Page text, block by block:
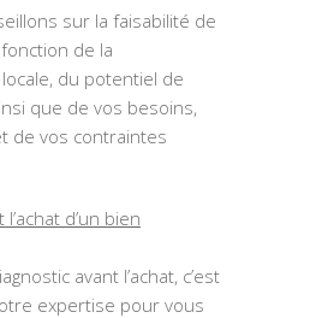
sur la faisabilité de
de la
du potentiel de
que de vos besoins,
de vos contraintes
d’un bien
avant l’achat, c’est
expertise pour vous